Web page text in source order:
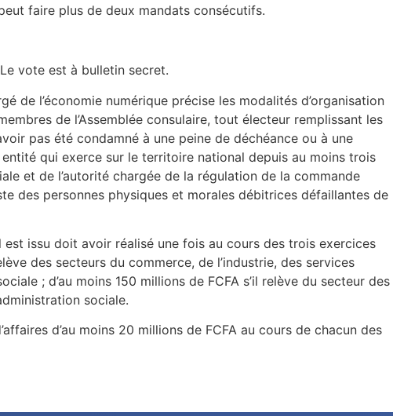
faire plus de deux mandats consécutifs.
vote est à bulletin secret.
de l’économie numérique précise les modalités d’organisation
de l’Assemblée consulaire, tout électeur remplissant les
pas été condamné à une peine de déchéance ou à une
qui exerce sur le territoire national depuis au moins trois
et de l’autorité chargée de la régulation de la commande
des personnes physiques et morales débitrices défaillantes de
issu doit avoir réalisé une fois au cours des trois exercices
des secteurs du commerce, de l’industrie, des services
; d’au moins 150 millions de FCFA s’il relève du secteur des
sociale.
d’au moins 20 millions de FCFA au cours de chacun des